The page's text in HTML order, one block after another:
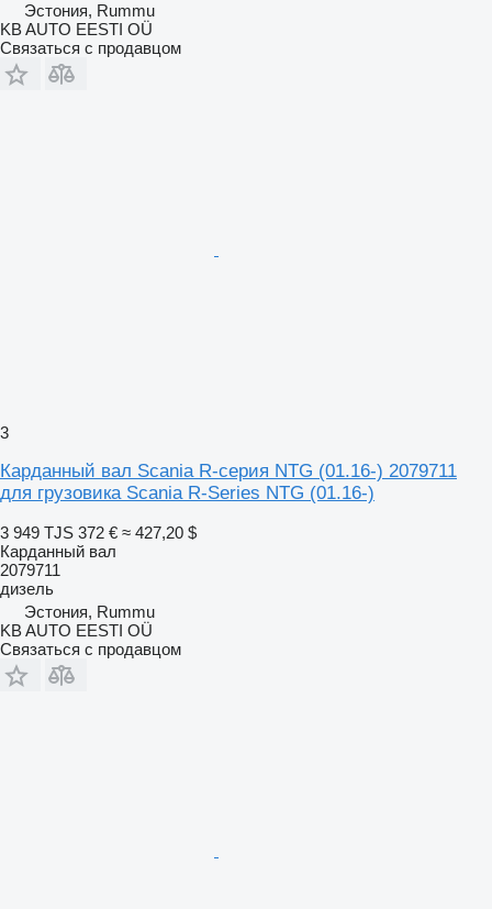
Эстония, Rummu
KB AUTO EESTI OÜ
Связаться с продавцом
3
Карданный вал Scania R-серия NTG (01.16-) 2079711
для грузовика Scania R-Series NTG (01.16-)
3 949 TJS 372 € ≈ 427,20 $
Карданный вал
2079711
дизель
Эстония, Rummu
KB AUTO EESTI OÜ
Связаться с продавцом